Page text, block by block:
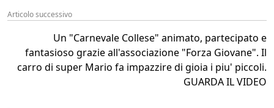
Articolo successivo
Un "Carnevale Collese" animato, partecipato e
fantasioso grazie all'associazione "Forza Giovane". Il
carro di super Mario fa impazzire di gioia i piu' piccoli.
GUARDA IL VIDEO